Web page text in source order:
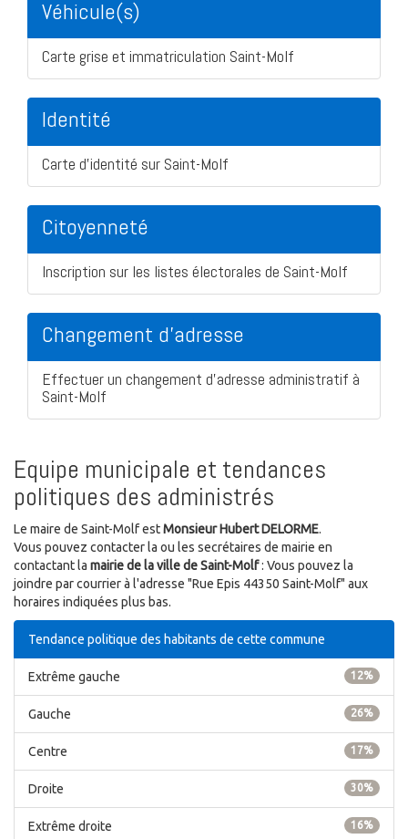
Véhicule(s)
Carte grise et immatriculation Saint-Molf
Identité
Carte d'identité sur Saint-Molf
Citoyenneté
Inscription sur les listes électorales de Saint-Molf
Changement d'adresse
Effectuer un changement d'adresse administratif à
Saint-Molf
Equipe municipale et tendances
politiques des administrés
Le maire de Saint-Molf estMonsieur Hubert DELORME.
Vous pouvez contacter la ou les secrétaires de mairie en
contactant la mairie de la ville de Saint-Molf: Vous pouvez la
joindre par courrier à l'adresse "Rue Epis 44350 Saint-Molf" aux
horaires indiquées plus bas.
Tendance politique des habitants de cette commune
12%
Extrême gauche
26%
Gauche
17%
Centre
30%
Droite
16%
Extrême droite